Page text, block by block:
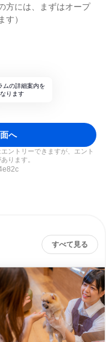
方には、まずはオープ
す）
ムの詳細案内を
ります
へ
ントリーできますが、エント
ります。
すべて見る